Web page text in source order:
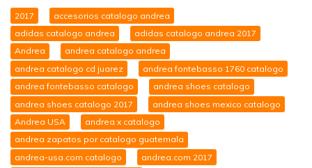
2017
accesorios catalogo andrea
adidas catalogo andrea
adidas catalogo andrea 2017
Andrea
andrea catalogo andrea
andrea catalogo cd juarez
andrea fontebasso 1760 catalogo
andrea fontebasso catalogo
andrea shoes catalogo
andrea shoes catalogo 2017
andrea shoes mexico catalogo
Andrea USA
andrea x catalogo
andrea zapatos por catalogo guatemala
andrea-usa.com catalogo
andrea.com 2017